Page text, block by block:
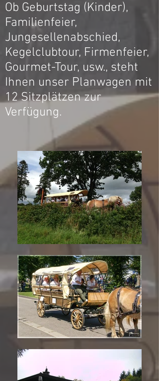
Ob Geburtstag (Kinder),
Familienfeier,
Jungesellenabschied,
Kegelclubtour, Firmenfeier,
Gourmet-Tour, usw., steht
Ihnen unser Planwagen mit
12 Sitzplätzen zur
Verfügung.